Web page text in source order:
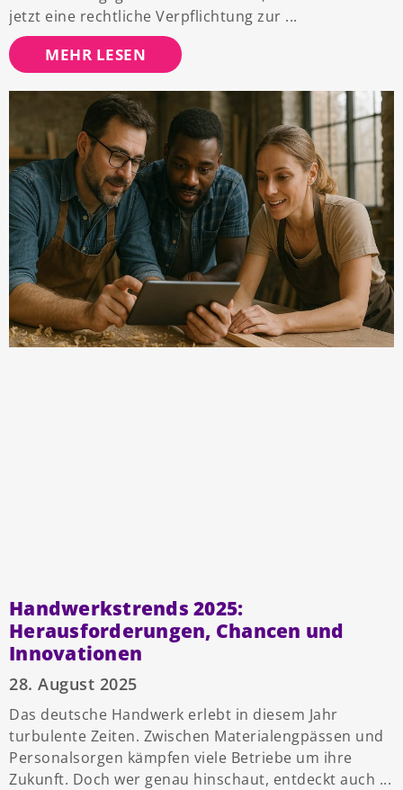
jetzt eine rechtliche Verpflichtung zur
MEHR LESEN
Handwerkstrends 2025:
Herausforderungen, Chancen und
Innovationen
28. August 2025
Das deutsche Handwerk erlebt in diesem Jahr
turbulente Zeiten. Zwischen Materialengpässen und
Personalsorgen kämpfen viele Betriebe um ihre
Zukunft. Doch wer genau hinschaut, entdeckt auch